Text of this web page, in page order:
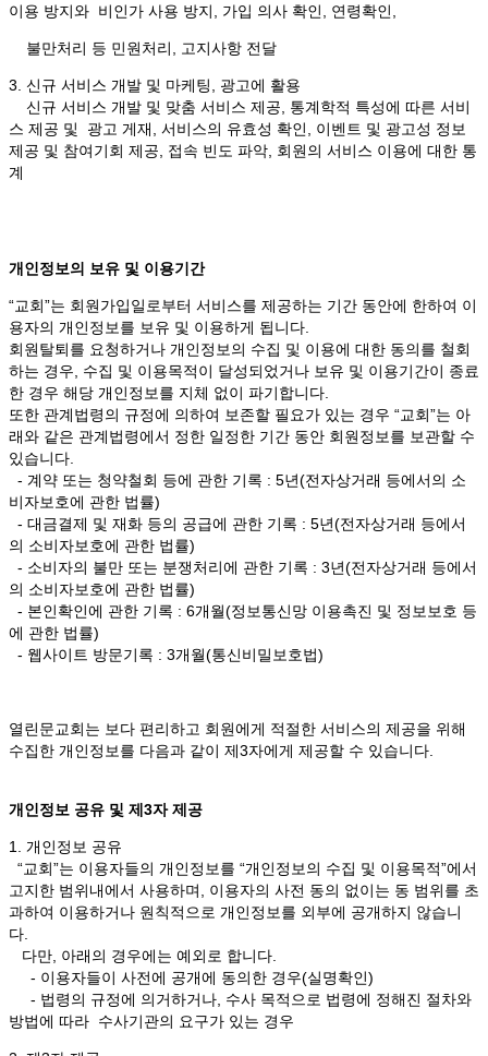
이용 방지와 비인가 사용 방지, 가입 의사 확인, 연령확인,
불만처리 등 민원처리, 고지사항 전달
3. 신규 서비스 개발 및 마케팅, 광고에 활용
신규 서비스 개발 및 맞춤 서비스 제공, 통계학적 특성에 따른 서비
스 제공 및 광고 게재, 서비스의 유효성 확인, 이벤트 및 광고성 정보
제공 및 참여기회 제공, 접속 빈도 파악, 회원의 서비스 이용에 대한 통
계
개인정보의 보유 및 이용기간
“교회”는 회원가입일로부터 서비스를 제공하는 기간 동안에 한하여 이
용자의 개인정보를 보유 및 이용하게 됩니다.
회원탈퇴를 요청하거나 개인정보의 수집 및 이용에 대한 동의를 철회
하는 경우, 수집 및 이용목적이 달성되었거나 보유 및 이용기간이 종료
한 경우 해당 개인정보를 지체 없이 파기합니다.
또한 관계법령의 규정에 의하여 보존할 필요가 있는 경우 “교회”는 아
래와 같은 관계법령에서 정한 일정한 기간 동안 회원정보를 보관할 수
있습니다.
- 계약 또는 청약철회 등에 관한 기록 : 5년(전자상거래 등에서의 소
비자보호에 관한 법률)
- 대금결제 및 재화 등의 공급에 관한 기록 : 5년(전자상거래 등에서
의 소비자보호에 관한 법률)
- 소비자의 불만 또는 분쟁처리에 관한 기록 : 3년(전자상거래 등에서
의 소비자보호에 관한 법률)
- 본인확인에 관한 기록 : 6개월(정보통신망 이용촉진 및 정보보호 등
에 관한 법률)
- 웹사이트 방문기록 : 3개월(통신비밀보호법)
열린문교회는 보다 편리하고 회원에게 적절한 서비스의 제공을 위해
수집한 개인정보를 다음과 같이 제3자에게 제공할 수 있습니다.
개인정보 공유 및 제3자 제공
1. 개인정보 공유
“교회”는 이용자들의 개인정보를 “개인정보의 수집 및 이용목적”에서
고지한 범위내에서 사용하며, 이용자의 사전 동의 없이는 동 범위를 초
과하여 이용하거나 원칙적으로 개인정보를 외부에 공개하지 않습니
다.
다만, 아래의 경우에는 예외로 합니다.
- 이용자들이 사전에 공개에 동의한 경우(실명확인)
- 법령의 규정에 의거하거나, 수사 목적으로 법령에 정해진 절차와
방법에 따라 수사기관의 요구가 있는 경우